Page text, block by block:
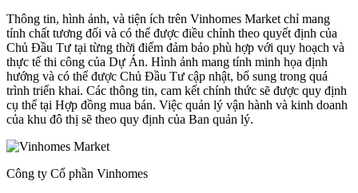
Thông tin, hình ảnh, và tiện ích trên Vinhomes Market chỉ mang
tính chất tương đối và có thể được điều chỉnh theo quyết định của
Chủ Đầu Tư tại từng thời điểm đảm bảo phù hợp với quy hoạch và
thực tế thi công của Dự Án. Hình ảnh mang tính minh họa định
hướng và có thể được Chủ Đầu Tư cập nhật, bổ sung trong quá
trình triển khai. Các thông tin, cam kết chính thức sẽ được quy định
cụ thể tại Hợp đồng mua bán. Việc quản lý vận hành và kinh doanh
của khu đô thị sẽ theo quy định của Ban quản lý.
Công ty Cổ phần Vinhomes